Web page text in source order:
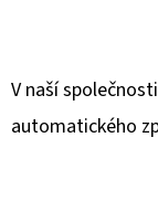
V naší
automatického